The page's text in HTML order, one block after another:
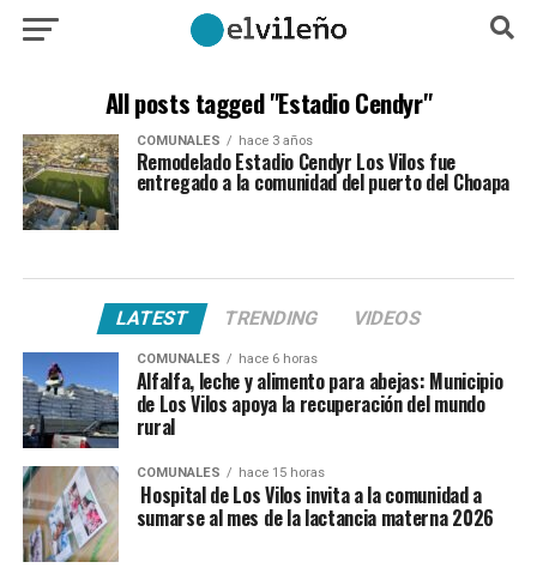
All posts tagged "Estadio Cendyr"
COMUNALES hace 3 años
Remodelado Estadio Cendyr Los Vilos fue
entregado a la comunidad del puerto del Choapa
LATEST TRENDING VIDEOS
COMUNALES hace 6 horas
Alfalfa, leche y alimento para abejas: Municipio
de Los Vilos apoya la recuperación del mundo
rural
COMUNALES hace 15 horas
Hospital de Los Vilos invita a la comunidad a
sumarse al mes de la lactancia materna 2026